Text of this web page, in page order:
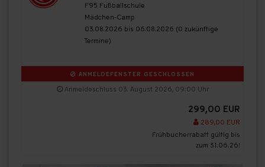
F95 Fußballschule
Mädchen-Camp
03.08.2026 bis 06.08.2026 (0 zukünftige
Termine)
ANMELDEFENSTER GESCHLOSSEN
Anmeldeschluss 03. August 2026, 09:00 Uhr
299,00 EUR
289,00 EUR
Frühbucherrabatt gültig bis
zum 31.06.26!